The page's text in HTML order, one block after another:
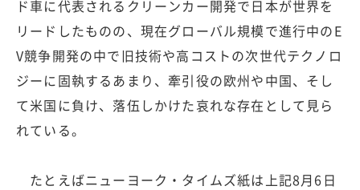
ド車に代表されるクリーンカー開発で日本が世界を
リードしたものの、現在グローバル規模で進行中のE
V競争開発の中で旧技術や高コストの次世代テクノロ
ジーに固執するあまり、牽引役の欧州や中国、そし
て米国に負け、落伍しかけた哀れな存在として見ら
れている。
たとえばニューヨーク・タイムズ紙は上記8月6日